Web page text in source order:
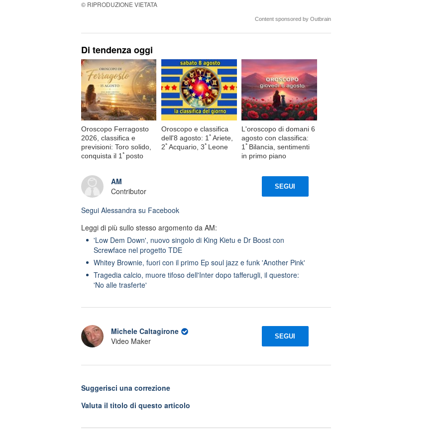
© RIPRODUZIONE VIETATA
Content sponsored by Outbrain
Di tendenza oggi
Oroscopo Ferragosto
2026, classifica e
previsioni: Toro solido,
conquista il 1ﾟposto
Oroscopo e classifica
dell'8 agosto: 1ﾟAriete,
2ﾟAcquario, 3ﾟLeone
L'oroscopo di domani 6
agosto con classifica:
1ﾟBilancia, sentimenti
in primo piano
AM
Contributor
SEGUI
Segui Alessandra su Facebook
Leggi di più sullo stesso argomento da AM:
'Low Dem Down', nuovo singolo di King Kietu e Dr Boost con
Screwface nel progetto TDE
Whitey Brownie, fuori con il primo Ep soul jazz e funk 'Another Pink'
Tragedia calcio, muore tifoso dell'Inter dopo tafferugli, il questore:
'No alle trasferte'
Michele Caltagirone
Video Maker
SEGUI
Suggerisci una correzione
Valuta il titolo di questo articolo